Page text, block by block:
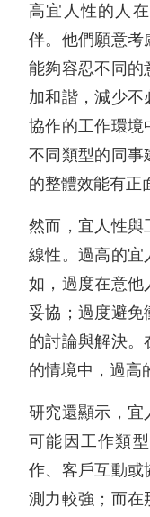
高宜人性的人
伴。他們願意考
能夠容忍不同的
加和諧，減少不
協作的工作環境
不同類型的同事
的整體效能有正
然而，宜人性與
線性。過高的宜
如，過度在意他
妥協；過度避免
的討論與解決。
的情境中，過高
研究還顯示，宜
可能因工作類
作、客戶互動或
測力較強；而在